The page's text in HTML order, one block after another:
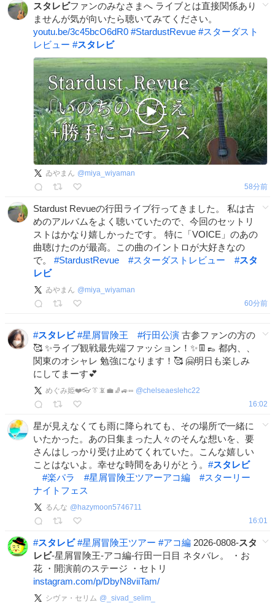
スタレビファンのみなさまへ ライブとは直接関係あり
ませんが気が向いたら聴いてみてください。
youtu.be/3c45bcO6dR0 #StardustRevue #スターダスト
レビュー #スタレビ
ゐやまん @miya_wiyaman
58分前
Stardust Revueの行田ライブ行ってきました。 私は古
めのアルバムをよく聴いていたので、今回のセットリ
ストはかなり嬉しかったです。 特に「VOICE」のあの
曲聴けたのが最高。この曲のイントロが大好きなの
で。 #StardustRevue #スターダストレビュー #スタ
レビ
ゐやまん @miya_wiyaman
16:18
#スタレビ #星屑冒険王 #行田公演 古参ファンの方の
🥰 ✨ライブ観戦最先端ファッション！✨👖👞 都内、、
関東のオシャレ 勉強になります！🥰 🤗明日も楽しみ
にしてまーす💕
めぐみ姫❤️👓👔📵💼🧦🚙▫️▫️ @chelseaeslehc22
16:02
星が見えなくても雨に降られても、その場所で一緒に
いたかった。あの日集まった人々のそんな想いを、要
さんはしっかり受け止めてくれていた。こんな嬉しい
ことはないよ。幸せな時間をありがとう。 #スタレビ
#楽パラ #星屑冒険王ツアーアコ編 #スターリー
ナイトフェス
るんな @ hazymoon5746711
16:01
#スタレビ #星屑冒険王ツアー #アコ編 2026-0808-スタ
レビ-星屑冒険王-アコ編-行田一日目 ネタバレ。 ・お
花 ・開演前のステージ ・セトリ
instagram.com/p/DbyN8viiTam/
シヴァ・セリム @ _sivad_selim_